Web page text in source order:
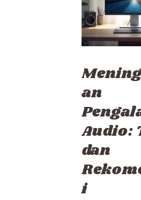
an
Audio:
dan
i